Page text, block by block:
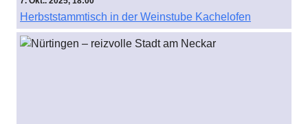
Herbststammtisch in der Weinstube Kachelofen